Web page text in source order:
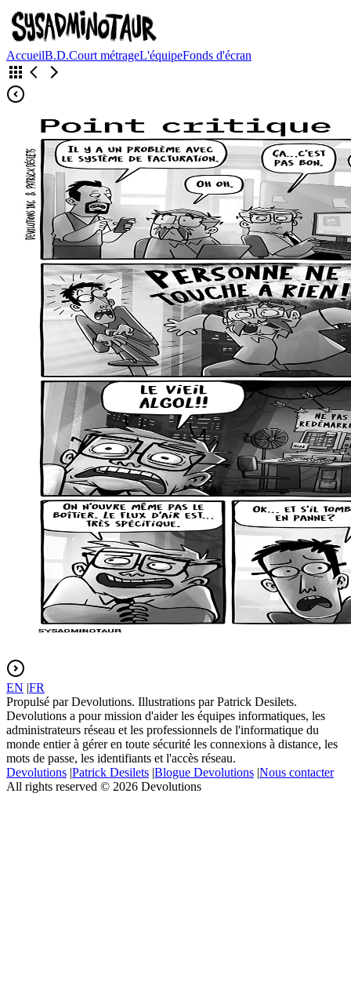
AccueilB.D.Court métrageL'équipeFonds d'écran
EN |FR
Propulsé par Devolutions. Illustrations par Patrick Desilets.
Devolutions a pour mission d'aider les équipes informatiques, les
administrateurs réseau et les professionnels de l'informatique du
monde entier à gérer en toute sécurité les connexions à distance, les
mots de passe, les identifiants et l'accès réseau.
Devolutions |Patrick Desilets |Blogue Devolutions |Nous contacter
All rights reserved © 2026 Devolutions